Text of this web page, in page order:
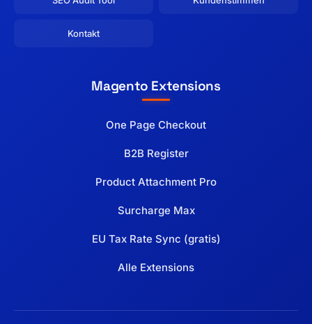
Kontakt
Magento Extensions
One Page Checkout
B2B Register
Product Attachment Pro
Surcharge Max
EU Tax Rate Sync (gratis)
Alle Extensions